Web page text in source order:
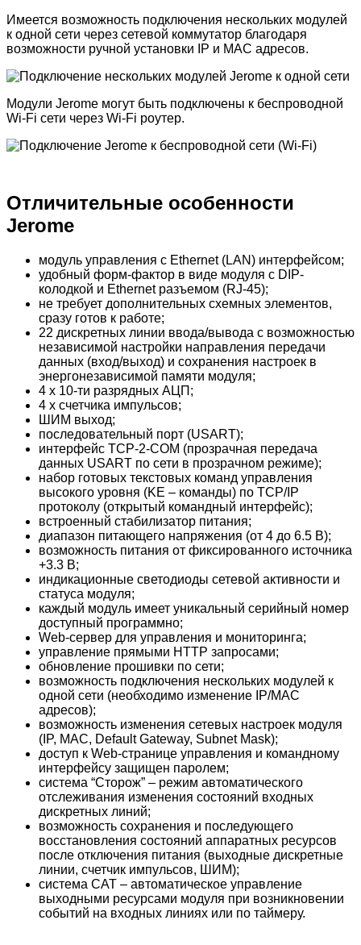
Имеется возможность подключения нескольких модулей
к одной сети через сетевой коммутатор благодаря
возможности ручной установки IP и MAC адресов.
Модули Jerome могут быть подключены к беспроводной
Wi-Fi сети через Wi-Fi роутер.
Отличительные особенности
Jerome
модуль управления с Ethernet (LAN) интерфейсом;
удобный форм-фактор в виде модуля с DIP-
колодкой и Ethernet разъемом (RJ-45);
не требует дополнительных схемных элементов,
сразу готов к работе;
22 дискретных линии ввода/вывода с возможностью
независимой настройки направления передачи
данных (вход/выход) и сохранения настроек в
энергонезависимой памяти модуля;
4 x 10-ти разрядных АЦП;
4 x счетчика импульсов;
ШИМ выход;
последовательный порт (USART);
интерфейс TCP-2-COM (прозрачная передача
данных USART по сети в прозрачном режиме);
набор готовых текстовых команд управления
высокого уровня (KE – команды) по TCP/IP
протоколу (открытый командный интерфейс);
встроенный стабилизатор питания;
диапазон питающего напряжения (от 4 до 6.5 В);
возможность питания от фиксированного источника
+3.3 В;
индикационные светодиоды сетевой активности и
статуса модуля;
каждый модуль имеет уникальный серийный номер
доступный программно;
Web-сервер для управления и мониторинга;
управление прямыми HTTP запросами;
обновление прошивки по сети;
возможность подключения нескольких модулей к
одной сети (необходимо изменение IP/MAC
адресов);
возможность изменения сетевых настроек модуля
(IP, MAC, Default Gateway, Subnet Mask);
доступ к Web-странице управления и командному
интерфейсу защищен паролем;
система “Сторож” – режим автоматического
отслеживания изменения состояний входных
дискретных линий;
возможность сохранения и последующего
восстановления состояний аппаратных ресурсов
после отключения питания (выходные дискретные
линии, счетчик импульсов, ШИМ);
система CAT – автоматическое управление
выходными ресурсами модуля при возникновении
событий на входных линиях или по таймеру.